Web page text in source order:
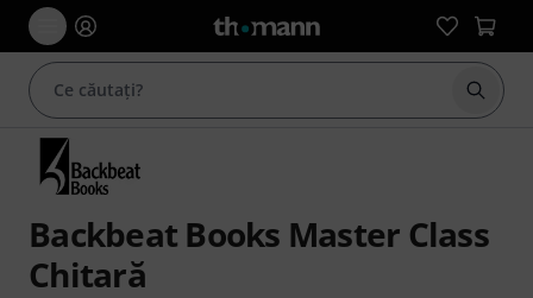
Backbeat Books Master Class
Chitară